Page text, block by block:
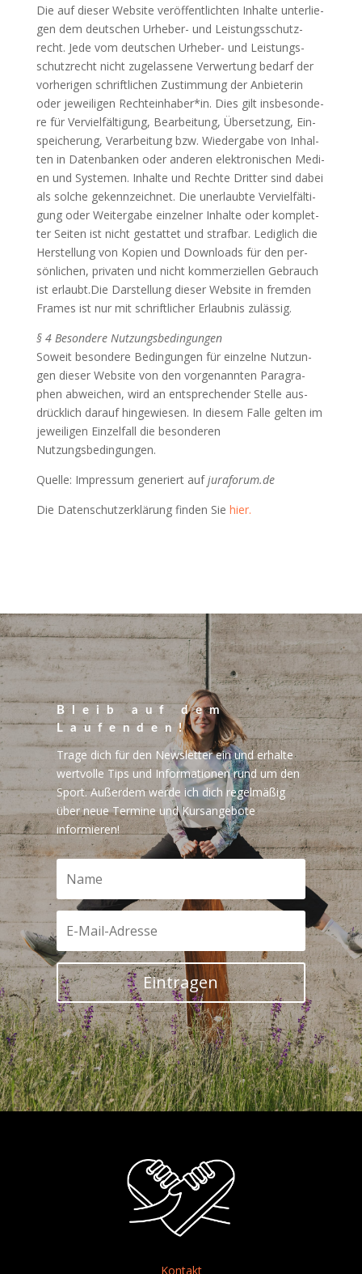
Die auf die­ser Web­site ver­öf­fent­lich­ten Inhal­te unter­lie­
gen dem deut­schen Urhe­ber- und Leis­tungs­schutz­
recht. Jede vom deut­schen Urhe­ber- und Leis­tungs­
schutz­recht nicht zuge­las­se­ne Ver­wer­tung bedarf der
vor­he­ri­gen schrift­li­chen Zustim­mung der Anbie­te­rin
oder jewei­li­gen Rechteinhaber*in. Dies gilt ins­be­son­de­
re für Ver­viel­fäl­ti­gung, Bear­bei­tung, Über­set­zung, Ein­
spei­che­rung, Ver­ar­bei­tung bzw. Wie­der­ga­be von Inhal­
ten in Daten­ban­ken oder ande­ren elek­tro­ni­schen Medi­
en und Sys­te­men. Inhal­te und Rech­te Drit­ter sind dabei
als sol­che gekenn­zeich­net. Die uner­laub­te Ver­viel­fäl­ti­
gung oder Wei­ter­ga­be ein­zel­ner Inhal­te oder kom­plet­
ter Sei­ten ist nicht gestat­tet und straf­bar. Ledig­lich die
Her­stel­lung von Kopien und Down­loads für den per­
sön­li­chen, pri­va­ten und nicht kom­mer­zi­el­len Gebrauch
ist erlaubt.Die Dar­stel­lung die­ser Web­site in frem­den
Frames ist nur mit schrift­li­cher Erlaub­nis zulässig.
§ 4 Beson­de­re Nut­zungs­be­din­gun­gen
Soweit beson­de­re Bedin­gun­gen für ein­zel­ne Nut­zun­
gen die­ser Web­site von den vor­ge­nann­ten Para­gra­
phen abwei­chen, wird an ent­spre­chen­der Stel­le aus­
drück­lich dar­auf hin­ge­wie­sen. In die­sem Fal­le gel­ten im
jewei­li­gen Ein­zel­fall die beson­de­ren
Nutzungsbedingungen.
Quel­le: Impres­sum gene­riert aufjuraforum.de
Die Daten­schutz­er­klä­rung fin­den Sie hier.
Bleib auf dem
Laufenden!
Trage dich für den Newsletter ein und erhalte
wertvolle Tips und Informationen rund um den
Sport. Außerdem werde ich dich regelmäßig
über neue Termine und Kursangebote
informieren!
Eintragen
Kontakt